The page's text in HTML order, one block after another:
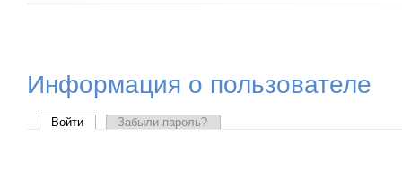
Информация о пользователе
Главные вкладки
Войти (активная вкладка)
Забыли пароль?